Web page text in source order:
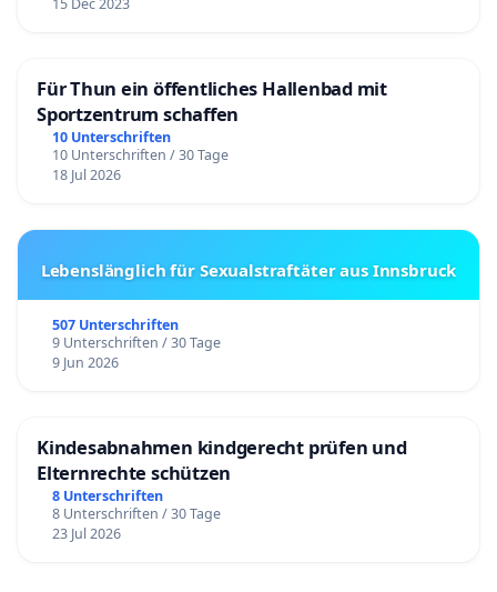
15 Dec 2023
Für Thun ein öffentliches Hallenbad mit
Sportzentrum schaffen
10 Unterschriften
10 Unterschriften / 30 Tage
18 Jul 2026
Lebenslänglich für Sexualstraftäter aus Innsbruck
507 Unterschriften
9 Unterschriften / 30 Tage
9 Jun 2026
Kindesabnahmen kindgerecht prüfen und
Elternrechte schützen
8 Unterschriften
8 Unterschriften / 30 Tage
23 Jul 2026